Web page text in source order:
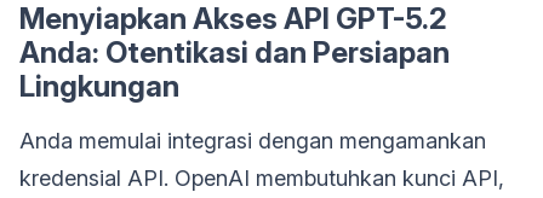
Menyiapkan Akses API GPT-5.2
Anda: Otentikasi dan Persiapan
Lingkungan
Anda memulai integrasi dengan mengamankan
kredensial API. OpenAI membutuhkan kunci API,